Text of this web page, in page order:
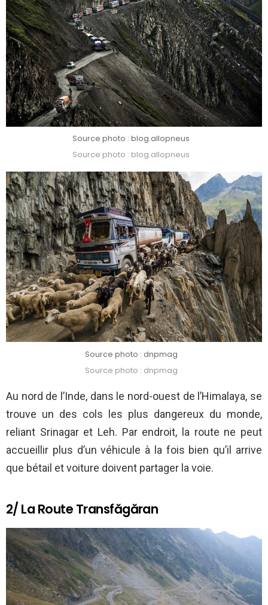
Source photo : blog.allopneus
Source photo : blog.allopneus
Source photo : dnpmag
Source photo : dnpmag
Au nord de l’Inde, dans le nord-ouest de l’Himalaya, se
trouve un des cols les plus dangereux du monde,
reliant Srinagar et Leh. Par endroit, la route ne peut
accueillir plus d’un véhicule à la fois bien qu’il arrive
que bétail et voiture doivent partager la voie.
2/ La Route Transfăgăran